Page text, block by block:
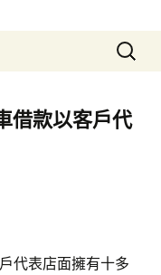
搜
尋
鍵
字:
借款以客戶代
代表店面擁有十多